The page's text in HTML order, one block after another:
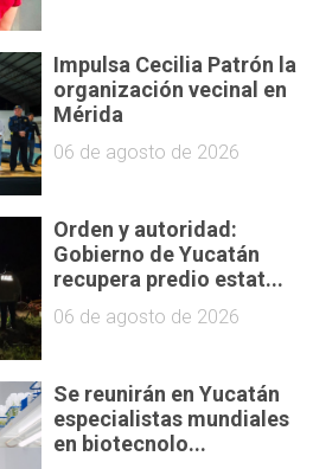
Impulsa Cecilia Patrón la
organización vecinal en
Mérida
06 de agosto de 2026
Orden y autoridad:
Gobierno de Yucatán
recupera predio estat...
06 de agosto de 2026
Se reunirán en Yucatán
especialistas mundiales
en biotecnolo...